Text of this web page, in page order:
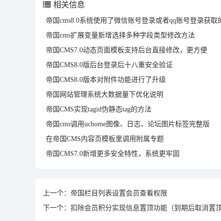
相关信息
帝国cms8.0系统使用了微信账号登录或者qq账号登录获
帝国cms扩展变量新增选择多种字段类型修改方法
帝国CMS7.0动态页面模板支持后台直接修改，更方便
帝国CMS8.0版后台登录后十八重安全验证
帝国CMS8.0版本对附件功能进行了升级
帝国网站管理系统大数据量下优化说明
帝国CMS实现tagid伪静态tag的方法
帝国cms调用uchome图像、日志、论坛图片标签完整版
在帝国CMS内容页模板里调用附属专题
帝国CMS7.0新增更多安全特性，系统更牢固
上一个： 帝国栏目列表设置会员查看权限
下一个： 扣除会员积分实现信息置顶功能（到期后取消置顶